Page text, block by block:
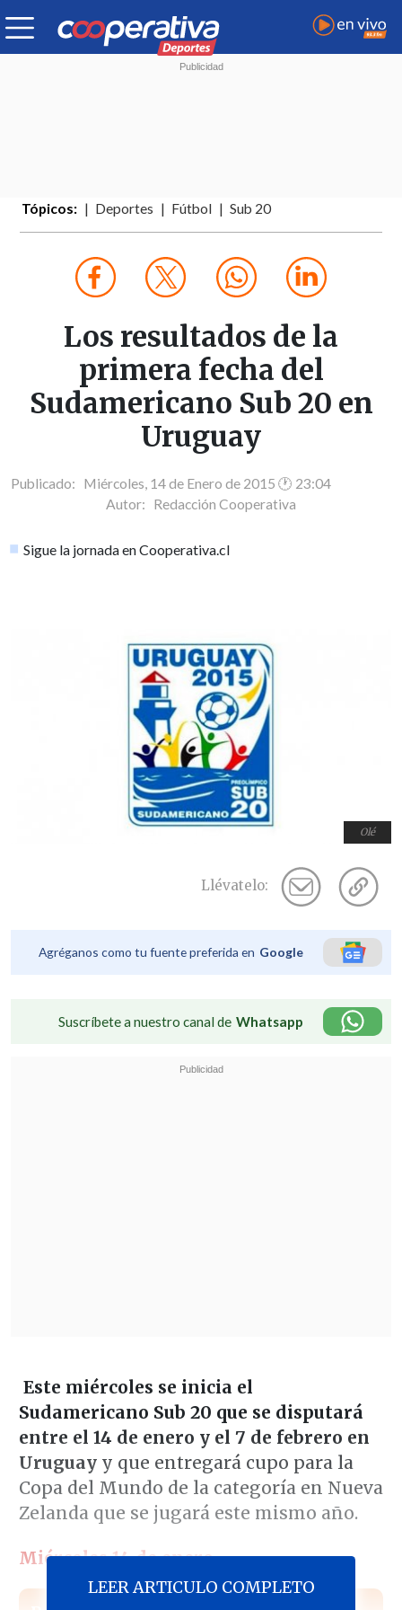
Tópicos: Deportes Fútbol Sub 20
Los resultados de la
primera fecha del
Sudamericano Sub 20 en
Uruguay
Publicado: Miércoles, 14 de Enero de 2015 🕐 23:04
Autor: Redacción Cooperativa
Sigue la jornada en Cooperativa.cl
Olé
Llévatelo:
Agréganos como tu fuente preferida en Google
Suscríbete a nuestro canal de Whatsapp
Este miércoles se inicia el
Sudamericano Sub 20 que se disputará
entre el 14 de enero y el 7 de febrero en
Uruguayy que entregará cupo para la
Copa del Mundo de la categoría en Nueva
Zelanda que se jugará este mismo año.
Miércoles 14 de enero
LEER ARTICULO COMPLETO